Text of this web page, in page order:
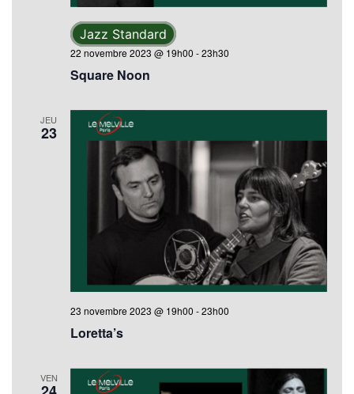
Square Noon
22 novembre 2023 @ 19h00 -23h30
Jazz Standard
JEU
23
Loretta’s
23 novembre 2023 @ 19h00 -23h00
VEN